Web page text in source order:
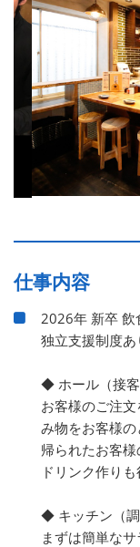
仕事内容
2026年 新卒 飲
独立支援制度あ
◆ ホール（接客
お客様のご注
み物をお客様の
帰られたお客
ドリンク作りも
◆ キッチン（調
まずは簡単な